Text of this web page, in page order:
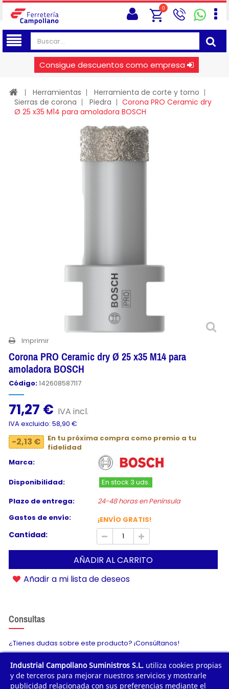
0
Consigue descuentos como empresa
Herramientas
Herramienta de corte y torno
Sierras de corona
Piedra
Corona PRO Ceramic dry
Ø 25 x35 M14 para amoladora BOSCH
Imprimir
Corona PRO Ceramic dry Ø 25 x35 M14 para
amoladora BOSCH
Código:142608587117
71,27 € IVA incl.
IVA excluido: 58,90 €
-2,13 €
En tu próxima compra como premio a tu
fidelidad
Marca:
Disponibilidad:
En stock 3 uds.
Plazo de entrega:
24-48 horas en Península
Gastos de envío:
¡ENVÍO GRATIS!
Cantidad:
AÑADIR AL CARRITO
Añadir a mi lista de deseos
Consultas
¿Tienes dudas sobre este producto? ¡Consúltanos!
Envíanos tu consulta
Industrial Campollano Suministros S.L. utiliza cookies propias
y de terceros para mejorar nuestros servicios y mostrarle
publicidad relacionada con sus preferencias mediante el